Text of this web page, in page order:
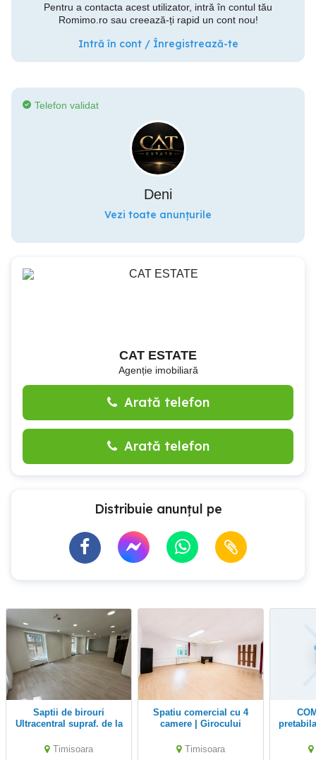
Pentru a contacta acest utilizator, intră în contul tău
Romimo.ro sau creează-ți rapid un cont nou!
Intră în cont / Înregistrează-te
Telefon validat
Deni
Vezi toate anunțurile
CAT ESTATE
Agenție imobiliară
Arată telefon
Arată telefon
Distribuie anunțul pe
Saptii de birouri
Ultracentral supraf. de la
Timisoara
Spatiu comercial cu 4
camere | Girocului
Timisoara
COM 0% Cladire